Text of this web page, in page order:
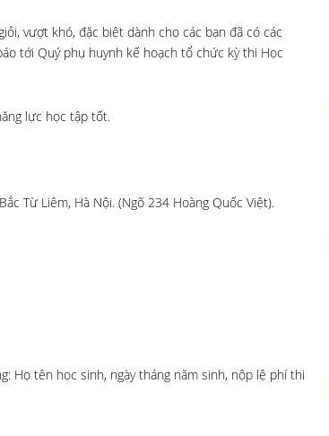
vượt khó, đặc biệt dành cho các bạn đã có các
tới Quý phụ huynh kế hoạch tổ chức kỳ thi Học
lực học tập tốt.
Từ Liêm, Hà Nội. (Ngõ 234 Hoàng Quốc Việt).
Họ tên học sinh, ngày tháng năm sinh, nộp lệ phí thi